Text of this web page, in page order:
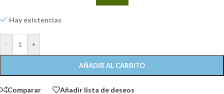
Hay existencias
- +
AÑADIR AL CARRITO
Comparar Añadir lista de deseos